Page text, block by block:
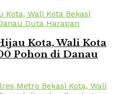
Kota, Wali Kota
Pohon di Danau